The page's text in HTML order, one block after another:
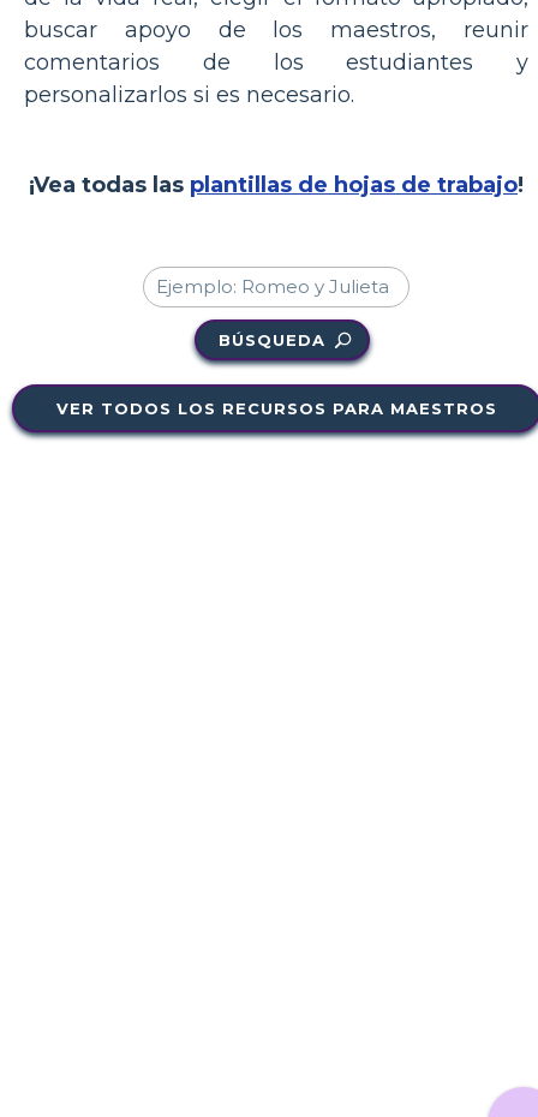
buscar apoyo de los maestros, reunir
comentarios de los estudiantes y
personalizarlos si es necesario.
¡Vea todas las plantillas de hojas de trabajo!
BÚSQUEDA
VER TODOS LOS RECURSOS PARA MAESTROS